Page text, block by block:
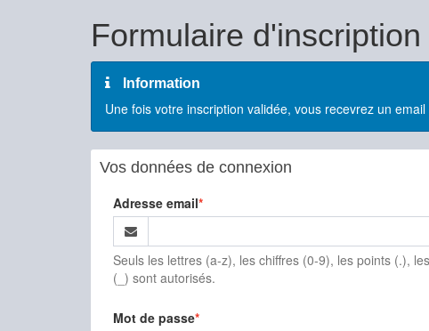
Formulaire d'inscription
Information
Une fois votre inscription validée, vous recevrez un
Vos données de connexion
Adresse email
Seuls les lettres (a-z), les chiffres (0-9), les points (.),
(_) sont autorisés.
Mot de passe